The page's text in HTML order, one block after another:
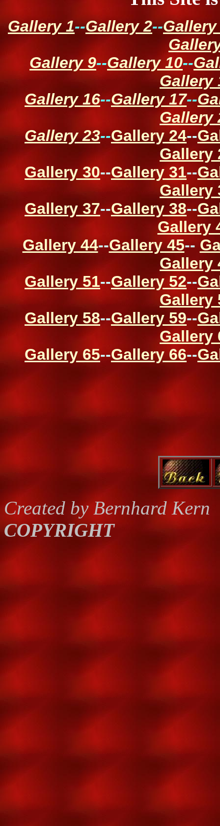
Gallery 1--Gallery 2--Gallery
Gallery 9--Gallery 10--
Gallery
Gallery 16--Gallery 17--
Gallery
Gallery 23--Gallery 24--
Gallery
Gallery 30--Gallery 31--
Gallery
Gallery 37--Gallery 38--
Gallery
Gallery 44--Gallery 45--
Gallery
Gallery 51--Gallery 52--
Gallery
Gallery 58--Gallery 59--
Gallery
Gallery 65--Gallery 66--
Created by Bernhard Kern
COPYRIGHT